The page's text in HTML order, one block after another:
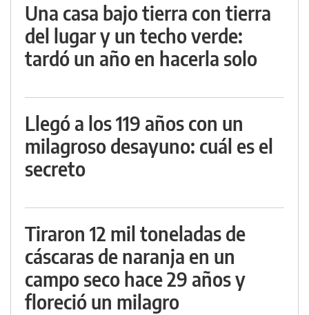
Una casa bajo tierra con tierra
del lugar y un techo verde:
tardó un año en hacerla solo
Llegó a los 119 años con un
milagroso desayuno: cuál es el
secreto
Tiraron 12 mil toneladas de
cáscaras de naranja en un
campo seco hace 29 años y
floreció un milagro